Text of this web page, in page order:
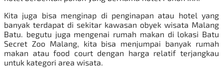
Kita juga bisa menginap di penginapan atau hotel yang
banyak terdapat di sekitar kawasan obyek wisata Malang
Batu. begutu juga mengenai rumah makan di lokasi Batu
Secret Zoo Malang, kita bisa menjumpai banyak rumah
makan atau food court dengan harga relatif terjangkau
untuk kategori area wisata.